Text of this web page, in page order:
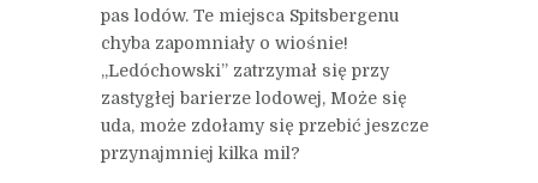
pas lodów. Te miejsca Spitsbergenu
chyba zapomniały o wiośnie!
„Ledóchowski” zatrzymał się przy
zastygłej barierze lodowej, Może się
uda, może zdołamy się przebić jeszcze
przynajmniej kilka mil?